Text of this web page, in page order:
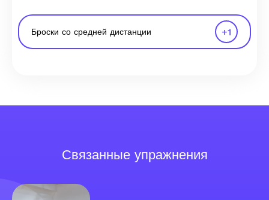
Броски со средней дистанции +1
Связанные упражнения